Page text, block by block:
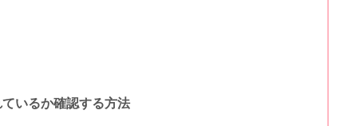
いるか確認する方法